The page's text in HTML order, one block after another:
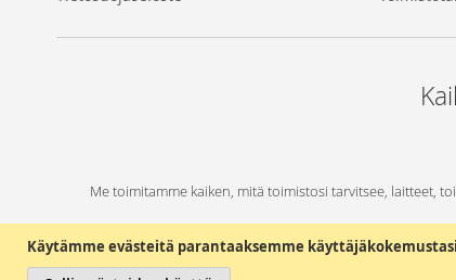
Käytämme evästeitä parantaaksemme
Me toimitamme kaiken, mitä toimistosi tarvitsee, laitteet,